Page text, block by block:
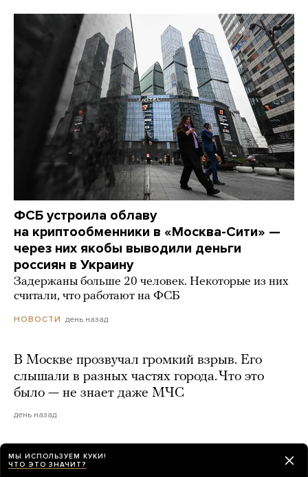
ФСБ устроила облаву
на криптообменники в «Москва-Сити» —
через них якобы выводили деньги
россиян в Украину
Задержаны больше 20 человек. Некоторые из них
считали, что работают на ФСБ
НОВОСТИ день назад
В Москве прозвучал громкий взрыв. Его
слышали в разных частях города. Что это
было — не знает даже МЧС
день назад
МЫ ИСПОЛЬЗУЕМ КУКИ!
ЧТО ЭТО ЗНАЧИТ?